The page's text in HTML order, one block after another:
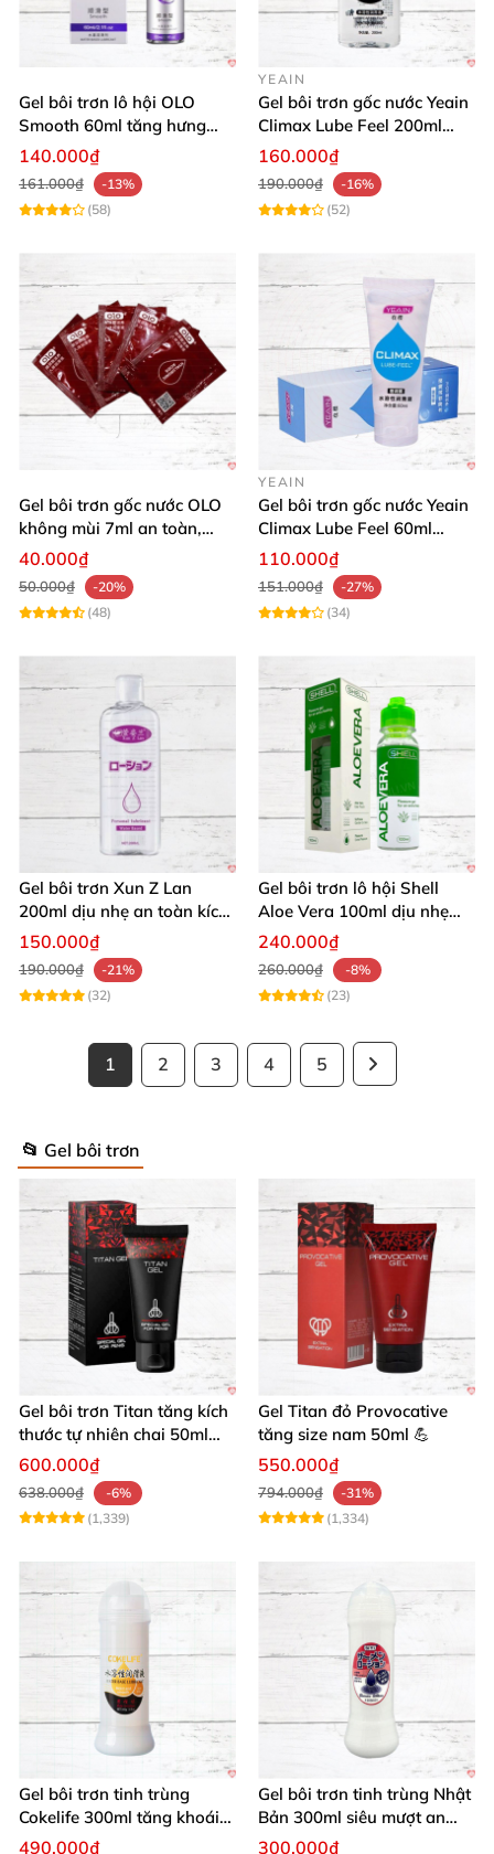
Gel bôi trơn lô hội OLO
Smooth 60ml tăng hưng
phấn, dễ chịu
140.000₫
161.000₫
-13%
(58)
YEAIN
Gel bôi trơn gốc nước Yeain
Climax Lube Feel 200ml
chất lượng
160.000₫
190.000₫
-16%
(52)
Gel bôi trơn gốc nước OLO
không mùi 7ml an toàn,
chất lượng
40.000₫
50.000₫
-20%
(48)
YEAIN
Gel bôi trơn gốc nước Yeain
Climax Lube Feel 60ml
Thăng hoa tối ưu
110.000₫
151.000₫
-27%
(34)
Gel bôi trơn Xun Z Lan
200ml dịu nhẹ an toàn kích
thích sảng khoái
150.000₫
190.000₫
-21%
(32)
Gel bôi trơn lô hội Shell
Aloe Vera 100ml dịu nhẹ
tăng khoái cảm
240.000₫
260.000₫
-8%
(23)
1 2 3 4 5
📂 Gel bôi trơn
Gel bôi trơn Titan tăng kích
thước tự nhiên chai 50ml
siêu mạnh
600.000₫
638.000₫
-6%
(1,339)
Gel Titan đỏ Provocative
tăng size nam 50ml 💪
550.000₫
794.000₫
-31%
(1,334)
Gel bôi trơn tinh trùng
Cokelife 300ml tăng khoái
cảm, an toàn
490.000₫
Gel bôi trơn tinh trùng Nhật
Bản 300ml siêu mượt an
toàn cho yêu
300.000₫